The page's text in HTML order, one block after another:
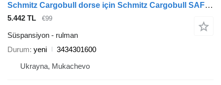
Schmitz Cargobull dorse için Schmitz Cargobull SAF 3434301600 SAF rulman
5.442 TL €99
Süspansiyon - rulman
Durum yeni
3434301600
Ukrayna, Mukachevo